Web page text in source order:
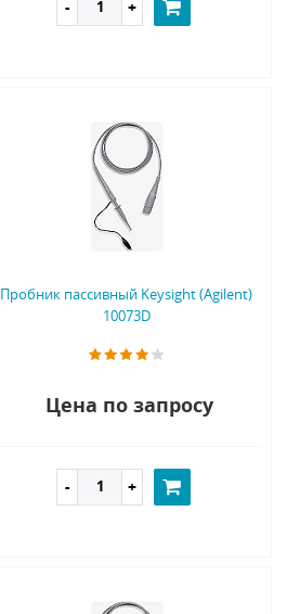
Пробник пассивный Keysight (Agilent)
10073D
Цена по запросу